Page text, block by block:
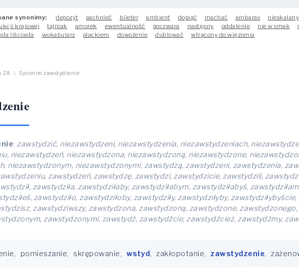
synonimy: depozyt pachnieć bileter ambient dopiąć machać ambaras nieskalany
krajowej
tajniak amorek ewentualność poczwara następny oddalenie nie w smak
liściasta
wokabularz plackiem dowożenie dublować wtrącony do więzienia
ZA \ Synonim zawstydzenie
: zawstydzić, niezawstydzeni, niezawstydzenia, niezawstydzeniach,
niezawstydzeń, niezawstydzona, niezawstydzoną, niezawstydzone,
niezawstydzonym, niezawstydzonymi, zawstydzą, zawstydzeni, zawstydzenia,
zawstydzeń, zawstydzę, zawstydzi, zawstydzicie, zawstydzili,
zawstydziła, zawstydziłaby, zawstydziłabym, zawstydziłabyś,
zawstydziło, zawstydziłoby, zawstydziły, zawstydziłyby,
zawstydziwszy, zawstydzona, zawstydzoną, zawstydzone,
zawstydzonymi, zawstydź, zawstydźcie, zawstydźcież, zawstydźmy,
, pomieszanie, skrępowanie, wstyd, zakłopotanie, zawstydzenie,